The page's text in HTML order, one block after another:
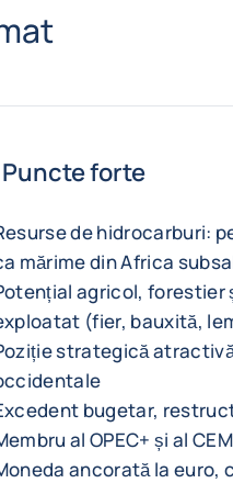
Puncte forte
de hidrocarburi:
mărime din Africa
agricol,
(fier, bauxită,
strategică
bugetar,
al OPEC+ și al
ancorată la euro,